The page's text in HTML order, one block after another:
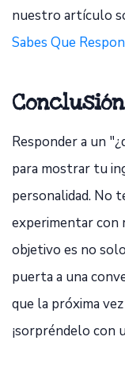
nuestro artículo
Sabes Que
Conclusión
Responder a un
para mostrar tu
personalidad. No
experimentar con
objetivo es no
puerta a una
que la próxima
¡sorpréndelo con